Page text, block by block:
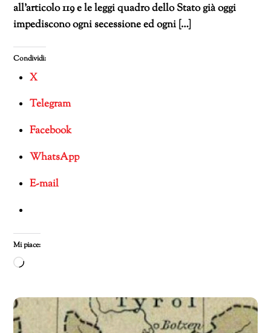
all’articolo 119 e le leggi quadro dello Stato già oggi
impediscono ogni secessione ed ogni […]
Condividi:
X
Telegram
Facebook
WhatsApp
E-mail
Mi piace:
Caricamento
corso…